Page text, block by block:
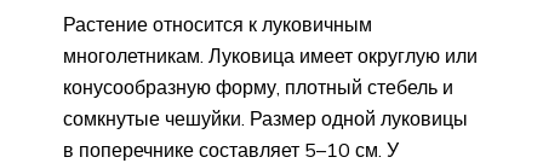
Растение относится к луковичным
многолетникам. Луковица имеет округлую или
конусообразную форму, плотный стебель и
сомкнутые чешуйки. Размер одной луковицы
в поперечнике составляет 5–10 см. У